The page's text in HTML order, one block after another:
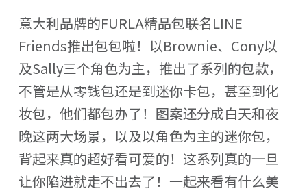
意大利品牌的FURLA精品包联名LINE
Friends推出包包啦！以Brownie、Cony以
及Sally三个角色为主，推出了系列的包款，
不管是从零钱包还是到迷你卡包，甚至到化
妆包，他们都包办了！图案还分成白天和夜
晚这两大场景，以及以角色为主的迷你包，
背起来真的超好看可爱的！这系列真的一旦
让你陷进就走不出去了！一起来看有什么美